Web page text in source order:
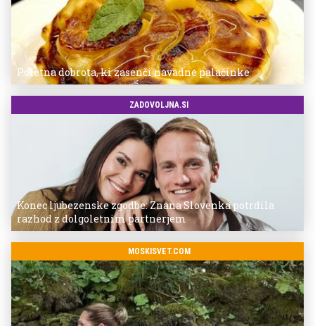
Poletna dobrota, ki zasenči navadne palačinke
ZADOVOLJNA.SI
Konec ljubezenske zgodbe: Znana Slovenka potrdila
razhod z dolgoletnim partnerjem
MOSKISVET.COM